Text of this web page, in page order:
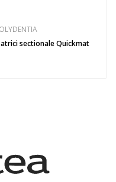
sectionale Quickmat